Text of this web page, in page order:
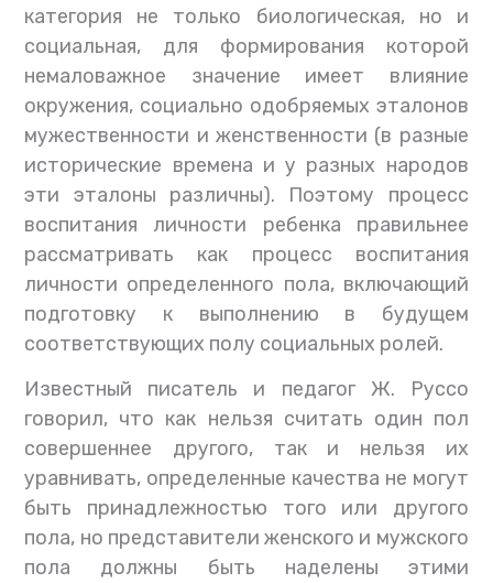
категория не только биологическая, но и
социальная, для формирования которой
немаловажное значение имеет влияние
окружения, социально одобряемых эталонов
мужественности и женственности (в разные
исторические времена и у разных народов
эти эталоны различны). Поэтому процесс
воспитания личности ребенка правильнее
рассматривать как процесс воспитания
личности определенного пола, включающий
подготовку к выполнению в будущем
соответствующих полу социальных ролей.
Известный писатель и педагог Ж. Руссо
говорил, что как нельзя считать один пол
совершеннее другого, так и нельзя их
уравнивать, определенные качества не могут
быть принадлежностью того или другого
пола, но представители женского и мужского
пола должны быть наделены этими